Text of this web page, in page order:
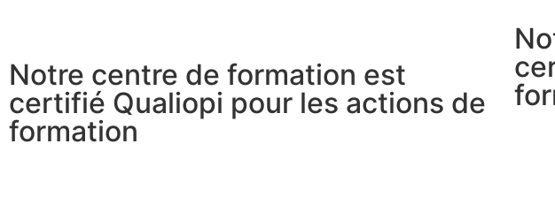
Notre centre de formation est
certifié Qualiopi pour les actions de
formation